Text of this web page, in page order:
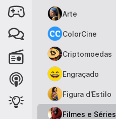
Arte
ColorCine
Criptomoedas
Engraçado
Figura d'Estilo
Filmes e Séries